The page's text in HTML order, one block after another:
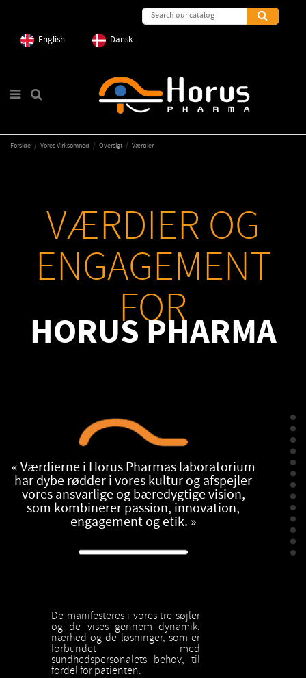
English Dansk
Forside Vores Virksomhed Oversigt Værdier
VÆRDIER OG
ENGAGEMENT
FOR
HORUS PHARMA
« Værdierne i Horus Pharmas laboratorium
har dybe rødder i vores kultur og afspejler
vores ansvarlige og bæredygtige vision,
som kombinerer passion, innovation,
engagement og etik. »
De manifesteres i vores tre søjler
og de vises gennem dynamik,
nærhed og de løsninger, som er
forbundet med
sundhedspersonalets behov, til
fordel for patienten.